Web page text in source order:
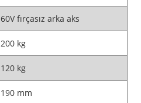
60V fırçasız arka aks
200 kg
120 kg
190 mm